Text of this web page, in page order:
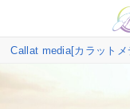
Callat media[カラットメ